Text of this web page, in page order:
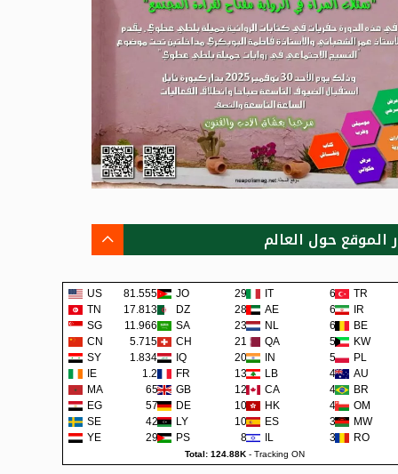
الموقع حول العالم
US 81.555K JO 290 IT 62 TR
TN
17.813K DZ 288 AE 62 IR
SG
11.966K SA 235 NL 60 BE
CN
5.715K CH 219 QA 57 KW
SY
1.834K IQ 200 IN 57 PL
IE
1.2K FR 137 LB 48 AU
MA
658 GB 126 CA 45 BR
EG
579 DE 107 HK 42 OM
SE
422 LY 105 ES 38 MW
YE
290 PS 80 IL 36 RO
Total: 124.88K- Tracking ON